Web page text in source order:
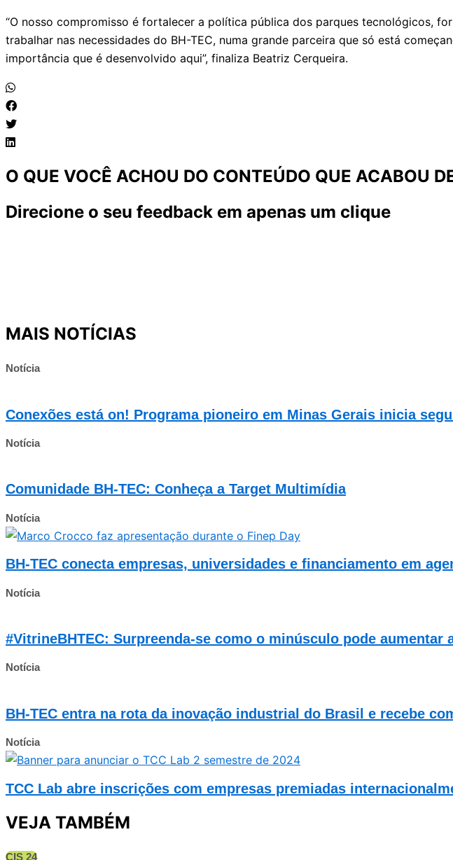
“O nosso compromisso é fortalecer a política pública dos parques tecnológicos,
trabalhar nas necessidades do BH-TEC, numa grande parceira que só está
importância que é desenvolvido aqui”, finaliza Beatriz Cerqueira.
O QUE VOCÊ ACHOU DO CONTEÚDO QUE ACABOU
Direcione o seu feedback em apenas um clique
MAIS NOTÍCIAS
Notícia
Conexões está on! Programa pioneiro em Minas Gerais inicia
Notícia
Comunidade BH-TEC: Conheça a Target Multimídia
Notícia
BH-TEC conecta empresas, universidades e financiamento em
Notícia
#VitrineBHTEC: Surpreenda-se como o minúsculo pode aumentar
Notícia
BH-TEC entra na rota da inovação industrial do Brasil e recebe
Notícia
TCC Lab abre inscrições com empresas premiadas
VEJA TAMBÉM
CIS 24